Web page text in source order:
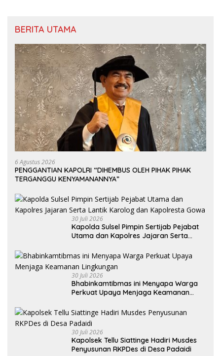
BERITA UTAMA
6 Agustus 2026
PENGGANTIAN KAPOLRI “DIHEMBUS OLEH PIHAK PIHAK
TERGANGGU KENYAMANANNYA”
30 Juli 2026
Kapolda Sulsel Pimpin Sertijab Pejabat
Utama dan Kapolres Jajaran Serta
30 Juli 2026
Bhabinkamtibmas ini Menyapa Warga
Perkuat Upaya Menjaga Keamanan
30 Juli 2026
Kapolsek Tellu Siattinge Hadiri Musdes
Penyusunan RKPDes di Desa Padaidi